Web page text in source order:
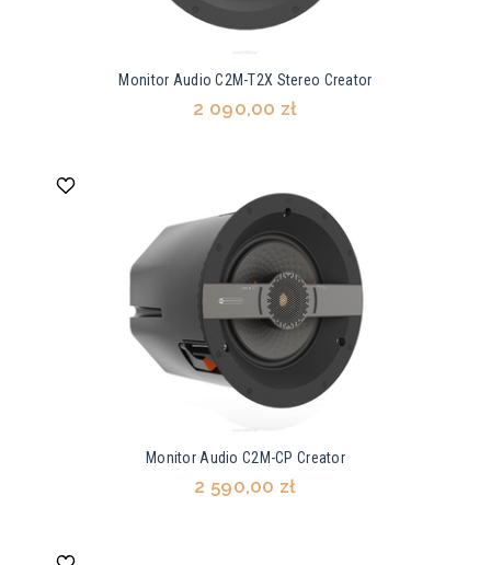
Monitor Audio C2M-T2X Stereo Creator
2 090,00 zł
Monitor Audio C2M-CP Creator
2 590,00 zł